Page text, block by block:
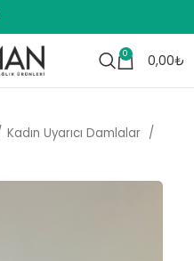
0 0,00₺
Kadın Uyarıcı Damlalar